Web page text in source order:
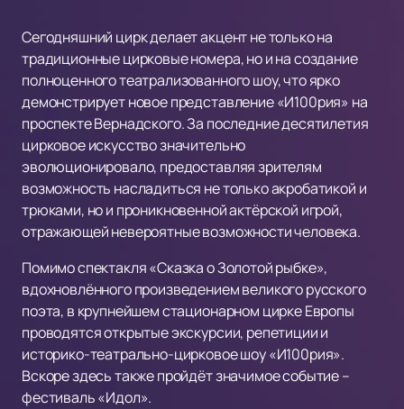
Сегодняшний цирк делает акцент не только на
традиционные цирковые номера, но и на создание
полноценного театрализованного шоу, что ярко
демонстрирует новое представление «И100рия» на
проспекте Вернадского. За последние десятилетия
цирковое искусство значительно
эволюционировало, предоставляя зрителям
возможность насладиться не только акробатикой и
трюками, но и проникновенной актёрской игрой,
отражающей невероятные возможности человека.
Помимо спектакля «Сказка о Золотой рыбке»,
вдохновлённого произведением великого русского
поэта, в крупнейшем стационарном цирке Европы
проводятся открытые экскурсии, репетиции и
историко-театрально-цирковое шоу «И100рия».
Вскоре здесь также пройдёт значимое событие –
фестиваль «Идол».